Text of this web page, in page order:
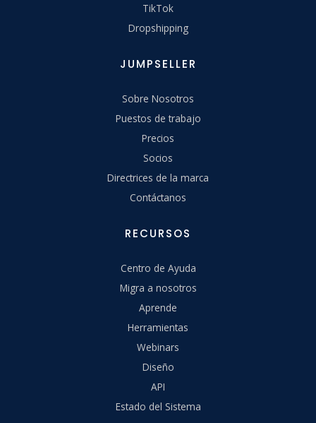
TikTok
Dropshipping
JUMPSELLER
Sobre Nosotros
Puestos de trabajo
Precios
Socios
Directrices de la marca
Contáctanos
RECURSOS
Centro de Ayuda
Migra a nosotros
Aprende
Herramientas
Webinars
Diseño
API
Estado del Sistema